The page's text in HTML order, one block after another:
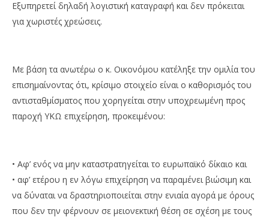
Εξυπηρετεί δηλαδή λογιστική καταγραφή και δεν πρόκειται
για χωριστές χρεώσεις.
Με βάση τα ανωτέρω ο κ. Οικονόμου κατέληξε την ομιλία του
επισημαίνοντας ότι, κρίσιμο στοιχείο είναι ο καθορισμός του
αντισταθμίσματος που χορηγείται στην υποχρεωμένη προς
παροχή ΥΚΩ επιχείρηση, προκειμένου:
• Αφ’ ενός να μην καταστρατηγείται το ευρωπαϊκό δίκαιο και
• αφ’ ετέρου η εν λόγω επιχείρηση να παραμένει βιώσιμη και
να δύναται να δραστηριοποιείται στην ενιαία αγορά με όρους
που δεν την φέρνουν σε μειονεκτική θέση σε σχέση με τους